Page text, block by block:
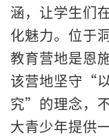
涵，让学生们
化魅力。位于
教育营地是恩
该营地坚守“
究”的理念，
大青少年提供